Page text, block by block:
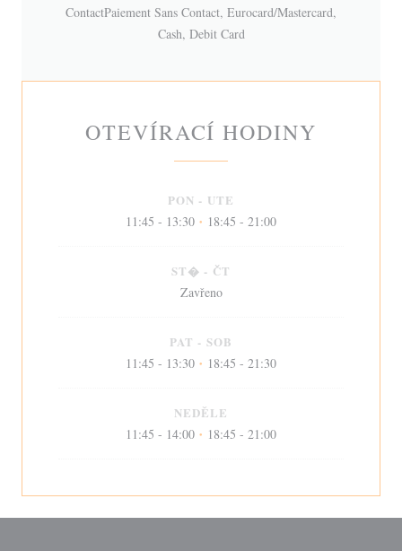
ContactPaiement Sans Contact, Eurocard/Mastercard,
Cash, Debit Card
OTEVÍRACÍ HODINY
PON - UTE
11:45 - 13:30 • 18:45 - 21:00
ST� - ČT
Zavřeno
PAT - SOB
11:45 - 13:30 • 18:45 - 21:30
NEDĚLE
11:45 - 14:00 • 18:45 - 21:00